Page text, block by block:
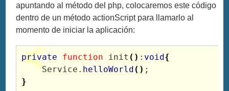
apuntando al método del php, colocaremos este código
dentro de un método actionScript para llamarlo al
momento de iniciar la aplicación:
private function init ( ) : void{
Service. helloWorld ( )
}